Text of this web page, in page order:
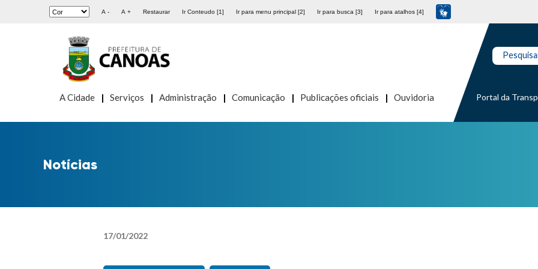
A - A + Restaurar Ir Conteudo [1] Ir para menu principal [2] Ir para busca [3] Ir para atalhos [4]
A Cidade Serviços Administração Comunicação Publicações oficiais Ouvidoria Portal da
Notícias
17/01/2022